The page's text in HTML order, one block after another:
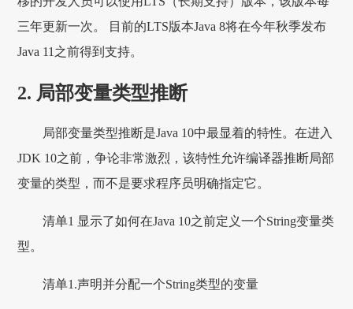
三年更新一次。 目前的LTS版本Java 8将在今年秋季发布
Java 11之前得到支持。
2. 局部变量类型推断
局部变量类型推断是Java 10中最显着的特性。在进入
JDK 10之前，争论非常激烈，该特性允许编译器推断局部
变量的类型，而不是要求程序员明确指定它。
清单1 显示了如何在Java 10之前定义一个String变量类
型。
清单1.声明并分配一个String类型的变量